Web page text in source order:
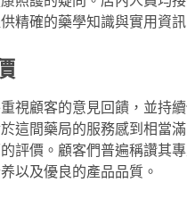
精確的藥學知識與實用資訊
視顧客的意見回饋，並持
這間藥局的服務感到相當
評價。顧客們普遍稱讚其
以及優良的產品品質。